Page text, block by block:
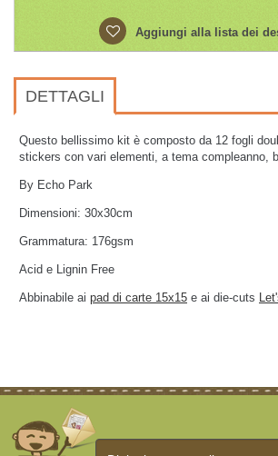
Aggiungi alla lista dei
DETTAGLI
Questo bellissimo kit è composto da 12 fogli
stickers con vari elementi, a tema compleanno,
By Echo Park
Dimensioni: 30x30cm
Grammatura: 176gsm
Acid e Lignin Free
Abbinabile ai pad di carte 15x15 e ai die-cuts